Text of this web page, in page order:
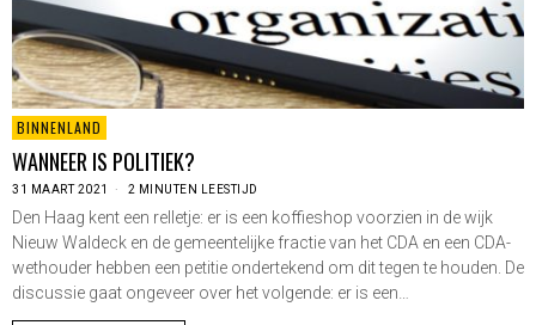
BINNENLAND
WANNEER IS POLITIEK?
31 MAART 2021 2 MINUTEN LEESTIJD
Den Haag kent een relletje: er is een koffieshop voorzien in de wijk
Nieuw Waldeck en de gemeentelijke fractie van het CDA en een CDA-
wethouder hebben een petitie ondertekend om dit tegen te houden. De
discussie gaat ongeveer over het volgende: er is een…